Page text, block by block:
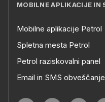
MOBILNE APLIKACIJE IN
Mobilne aplikacije Petrol
Spletna mesta Petrol
Petrol raziskovalni panel
Email in SMS obveščanje